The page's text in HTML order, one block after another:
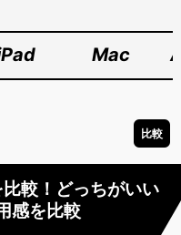
Mac
比較
較！どっちがいい
感を比較